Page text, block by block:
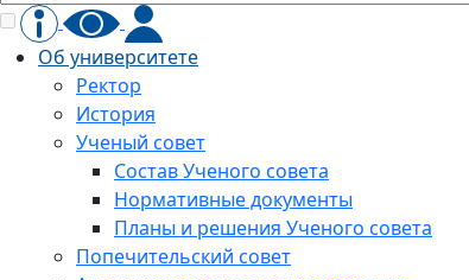
Об университете
Ректор
История
Ученый совет
Состав Ученого совета
Нормативные документы
Планы и решения Ученого совета
Попечительский совет